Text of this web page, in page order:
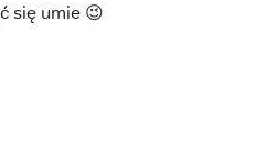
się umie 😉